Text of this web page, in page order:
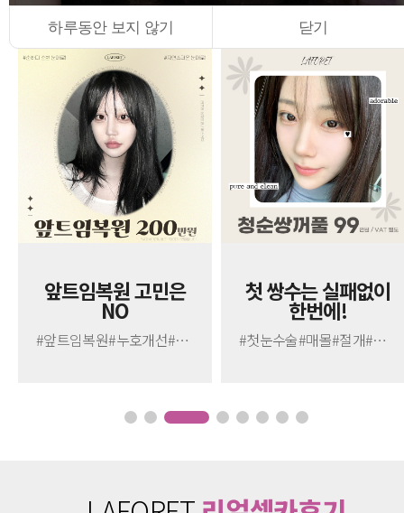
하루동안 보지 않기 닫기
앞트임복원 고민은
NO
#앞트임복원#누호개선#눈모양변형#분위기변신
첫 쌍수는 실패없이
한번에!
#첫눈수술#매몰#절개#눈매교정